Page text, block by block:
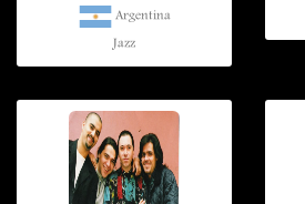
Argentina
Jazz